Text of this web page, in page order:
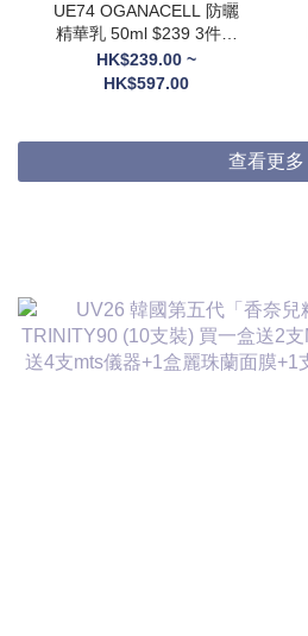
UE74 OGANACELL 防曬
精華乳 50ml $239 3件起
$199/1 買三支送6支
10ML旅行裝
HK$239.00 ~
HK$597.00
查看更多